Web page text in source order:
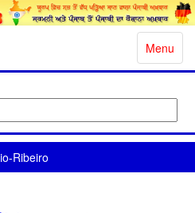
Toggle
Menu
Ribeiro